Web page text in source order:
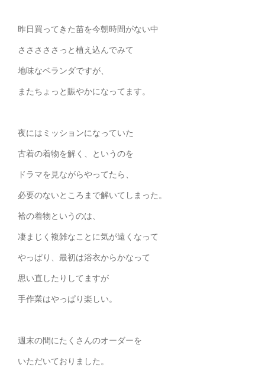
昨日買ってきた苗を今朝時間がない中
さささささっと植え込んでみて
地味なベランダですが、
またちょっと賑やかになってます。
夜にはミッションになっていた
古着の着物を解く、というのを
ドラマを見ながらやってたら、
必要のないところまで解いてしまった。
袷の着物というのは、
凄まじく複雑なことに気が遠くなって
やっぱり、最初は浴衣からかなって
思い直したりしてますが
手作業はやっぱり楽しい。
週末の間にたくさんのオーダーを
いただいておりました。